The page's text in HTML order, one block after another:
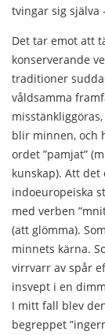
tvingar sig själva
Det tar emot att
konserverande
traditioner
våldsamma
blir minnen, och
ordet ”pamjat”
kunskap). Att
indoeuropeiska
med verben
(att glömma).
minnets kärna.
virrvarr av spår
insvept i en
I mitt fall blev
begreppet